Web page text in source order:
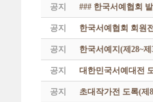
공지 ### 한국서예협회
공지 한국서예협회 회원
공지 한국서예지(제28~
공지 대한민국서예대전
공지 초대작가전 도록(제